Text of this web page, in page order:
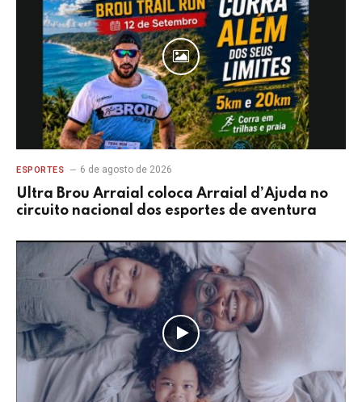
ESPORTES 6 de agosto de 2026
Ultra Brou Arraial coloca Arraial d’Ajuda no
circuito nacional dos esportes de aventura